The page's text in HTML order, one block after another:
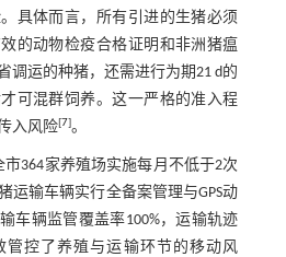
具体而言，所有引进的生猪必须
的动物检疫合格证明和非洲猪瘟
调运的种猪，还需进行为期21 d的
可混群饲养。这一严格的准入程
入风险[7]。
364家养殖场实施每月不低于2次
运输车辆实行全备案管理与GPS动
车辆监管覆盖率100%，运输轨迹
管控了养殖与运输环节的移动风